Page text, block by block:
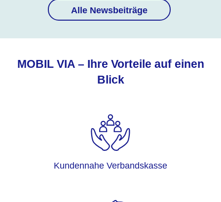
Alle Newsbeiträge
MOBIL VIA – Ihre Vorteile auf einen
Blick
Kundennahe Verbandskasse